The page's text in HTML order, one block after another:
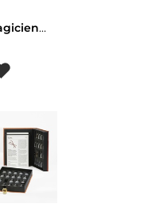
Histoire De Magicienne Dentelee, D'elephants Et Cristaux : Domaine Laroque D'antan / Le Trio Bourguignon